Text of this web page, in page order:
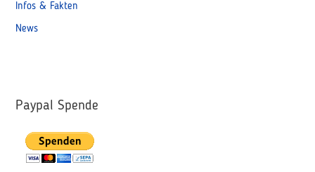
Infos & Fakten
News
Paypal Spende